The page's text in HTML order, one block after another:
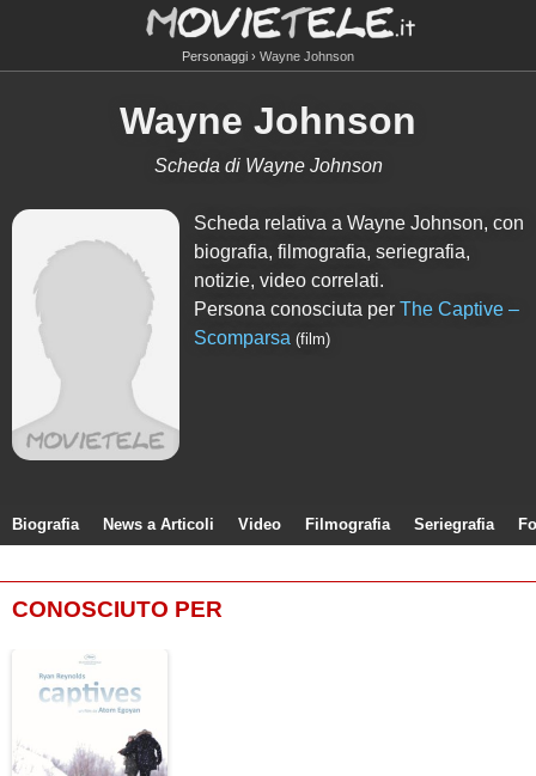
Personaggi Wayne Johnson
Wayne Johnson
Scheda di Wayne Johnson
Scheda relativa a Wayne Johnson, con
biografia, filmografia, seriegrafia,
notizie, video correlati.
Persona conosciuta perThe Captive –
Scomparsa (film)
Biografia News a Articoli Video Filmografia Seriegrafia
CONOSCIUTO PER